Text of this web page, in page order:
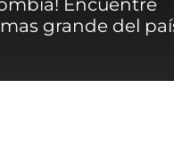
Encuentre
grande del